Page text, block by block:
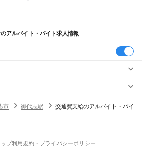
アルバイト・バイト求人情報
市 御代志駅
交通費支給のアルバイト・バイ
プ利用規約・プライバシーポリシー